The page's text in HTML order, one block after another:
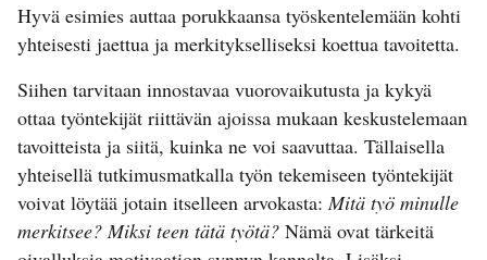
Hyvä esimies auttaa porukkaansa työskentelemään kohti
yhteisesti jaettua ja merkitykselliseksi koettua tavoitetta.
Siihen tarvitaan innostavaa vuorovaikutusta ja kykyä
ottaa työntekijät riittävän ajoissa mukaan keskustelemaan
tavoitteista ja siitä, kuinka ne voi saavuttaa. Tällaisella
yhteisellä tutkimusmatkalla työn tekemiseen työntekijät
voivat löytää jotain itselleen arvokasta: Mitä työ minulle
merkitsee? Miksi teen tätä työtä? Nämä ovat tärkeitä